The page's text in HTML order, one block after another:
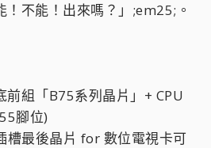
不能！出來嗎？」;em25;。
前組「B75系列晶片」+ CPU
腳位)
槽最後晶片 for 數位電視卡可